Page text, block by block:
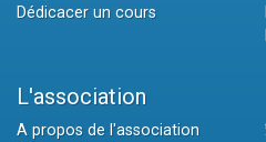
Dédicacer un cours
L'association
A propos de l'association